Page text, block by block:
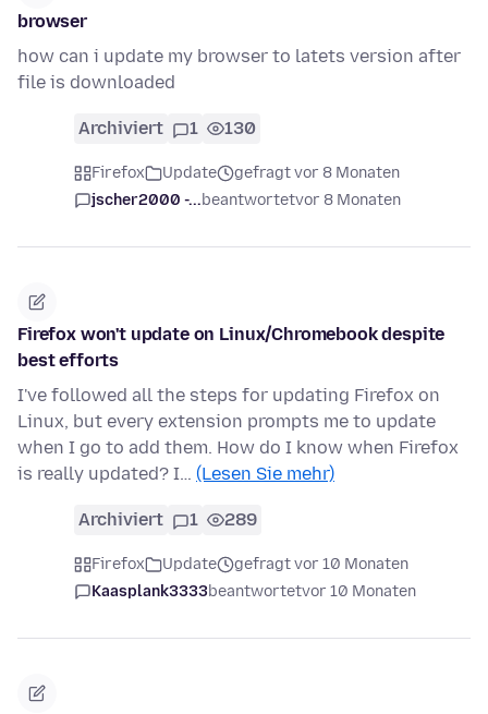
browser
how can i update my browser to latets version after
file is downloaded
Archiviert 1 130
Firefox Update
gefragt vor 8 Monaten
jscher2000 -...beantwortetvor 8 Monaten
Firefox won't update on Linux/Chromebook despite
best efforts
I've followed all the steps for updating Firefox on
Linux, but every extension prompts me to update
when I go to add them. How do I know when Firefox
is really updated? I… (Lesen Sie mehr)
Archiviert 1 289
Firefox Update
gefragt vor 10 Monaten
Kaasplank3333beantwortetvor 10 Monaten